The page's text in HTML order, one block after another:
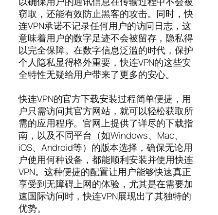
窃取，还能有效防止黑客的攻击。同时，快
连VPN承诺不记录任何用户的访问日志，这
意味着用户的数字足迹不会被留存，隐私得
以完全保障。在数字信息泛滥的时代，保护
个人隐私显得格外重要，快连VPN的这些安
全特性无疑给用户带来了更多的安心。
快连VPN的官方下载安装过程简单便捷，用
户只需访问其官方网站，就可以轻松获取所
需的应用程序。官网上提供了详尽的下载指
南，以及不同平台（如Windows、Mac、
iOS、Android等）的版本选择，确保无论用
户使用何种设备，都能顺利安装并使用快连
VPN。这种便捷的配置让用户能够快速真正
享受到无障碍上网的体验，尤其是在需要加
速国际访问时，快连VPN展现出了其独特的
优势。